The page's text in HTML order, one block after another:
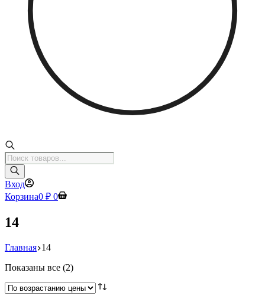
Поиск
товаров
Вход
Корзина0 ₽ 0
14
Главная 14
Показаны все (2)Цены:
возрастанию